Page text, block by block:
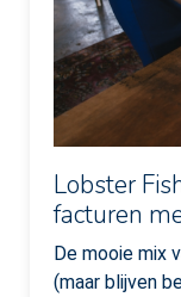
Lobster
facturen
De mooie mix
(maar blijven